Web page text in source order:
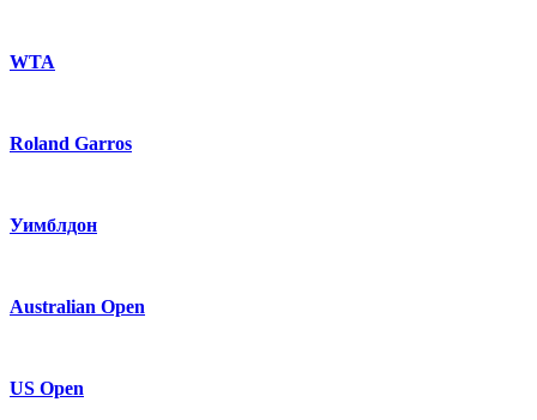
WTA
Roland Garros
Уимблдон
Australian Open
US Open